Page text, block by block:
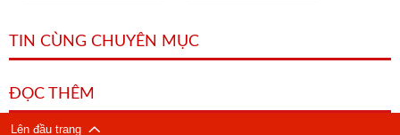
TIN CÙNG CHUYÊN MỤC
ĐỌC THÊM
Lên đầu trang